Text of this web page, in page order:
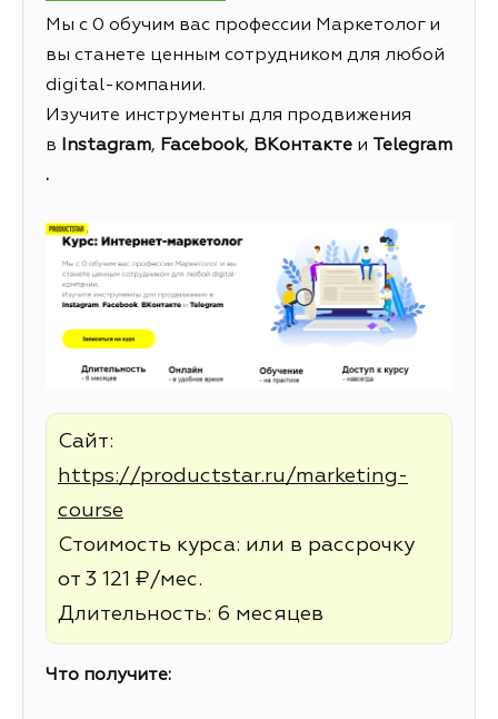
Мы с 0 обучим вас профессии Маркетолог и
вы станете ценным сотрудником для любой
digital-компании.
Изучите инструменты для продвижения
в
Instagram, Facebook, ВКонтакте и
Telegram
.
Сайт:
https://productstar.ru/marketing-
course
Стоимость курса: или в рассрочку
от 3 121 ₽/мес.
Длительность: 6 месяцев
Что получите: